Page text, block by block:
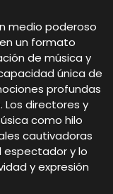
medio poderoso
un formato
de música y
única de
profundas
directores y
como hilo
cautivadoras
espectador y lo
y expresión